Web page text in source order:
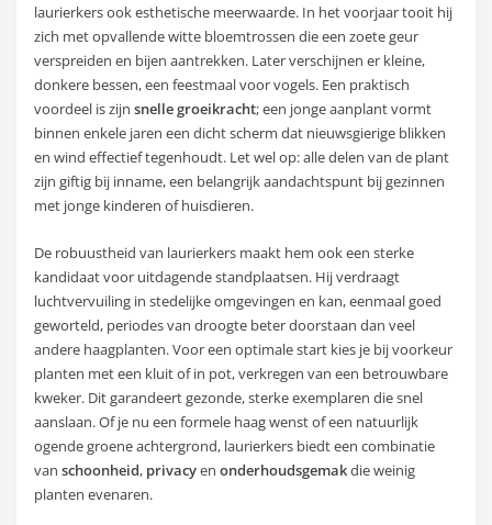
laurierkers ook esthetische meerwaarde. In het voorjaar tooit hij
zich met opvallende witte bloemtrossen die een zoete geur
verspreiden en bijen aantrekken. Later verschijnen er kleine,
donkere bessen, een feestmaal voor vogels. Een praktisch
voordeel is zijnsnelle groeikracht; een jonge aanplant vormt
binnen enkele jaren een dicht scherm dat nieuwsgierige blikken
en wind effectief tegenhoudt. Let wel op: alle delen van de plant
zijn giftig bij inname, een belangrijk aandachtspunt bij gezinnen
met jonge kinderen of huisdieren.
De robuustheid van laurierkers maakt hem ook een sterke
kandidaat voor uitdagende standplaatsen. Hij verdraagt
luchtvervuiling in stedelijke omgevingen en kan, eenmaal goed
geworteld, periodes van droogte beter doorstaan dan veel
andere haagplanten. Voor een optimale start kies je bij voorkeur
planten met een kluit of in pot, verkregen van een betrouwbare
kweker. Dit garandeert gezonde, sterke exemplaren die snel
aanslaan. Of je nu een formele haag wenst of een natuurlijk
ogende groene achtergrond, laurierkers biedt een combinatie
vanschoonheid, privacyenonderhoudsgemakdie weinig
planten evenaren.